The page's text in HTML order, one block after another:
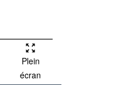
Plein
écran